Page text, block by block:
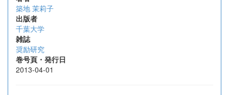
築地 茉莉子
出版者
千葉大学
雑誌
奨励研究
巻号頁・発行日
2013-04-01